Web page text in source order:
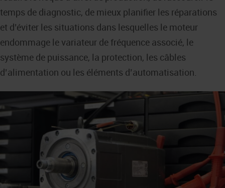
temps de diagnostic, de mieux planifier les réparations
et d’éviter les situations dans lesquelles le moteur
endommage le variateur de fréquence associé, le
système de puissance, la protection, les câbles
d’alimentation ou les éléments d’automatisation.